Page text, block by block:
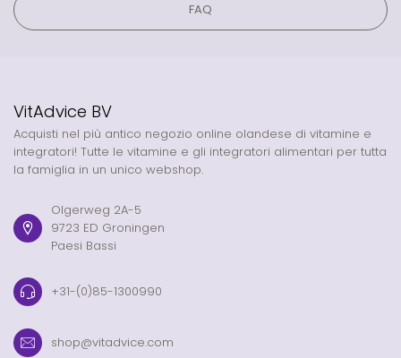
FAQ
VitAdvice BV
Acquisti nel più antico negozio online olandese di vitamine e
integratori! Tutte le vitamine e gli integratori alimentari per tutta
la famiglia in un unico webshop.
Olgerweg 2A-5
9723 ED Groningen
Paesi Bassi
+31-(0)85-1300990
shop@vitadvice.com